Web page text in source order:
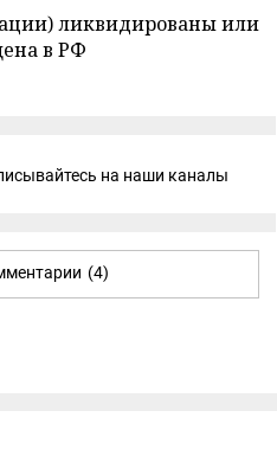
ликвидированы или
в РФ
на наши каналы
(4)